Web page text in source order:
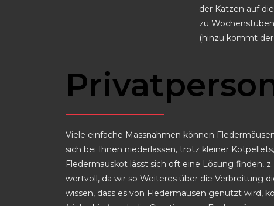
der Katzen auf
zu
(hinzu kommt
Viele einfache Massnahmen können
sich bei Ihnen niederlassen, trotz kleiner
Fledermauskot lässt sich oft eine Lösung finden,
wertvoll, da wir so Weiteres über die Verbreitung
wissen, dass es von Fledermäusen genutzt wird,